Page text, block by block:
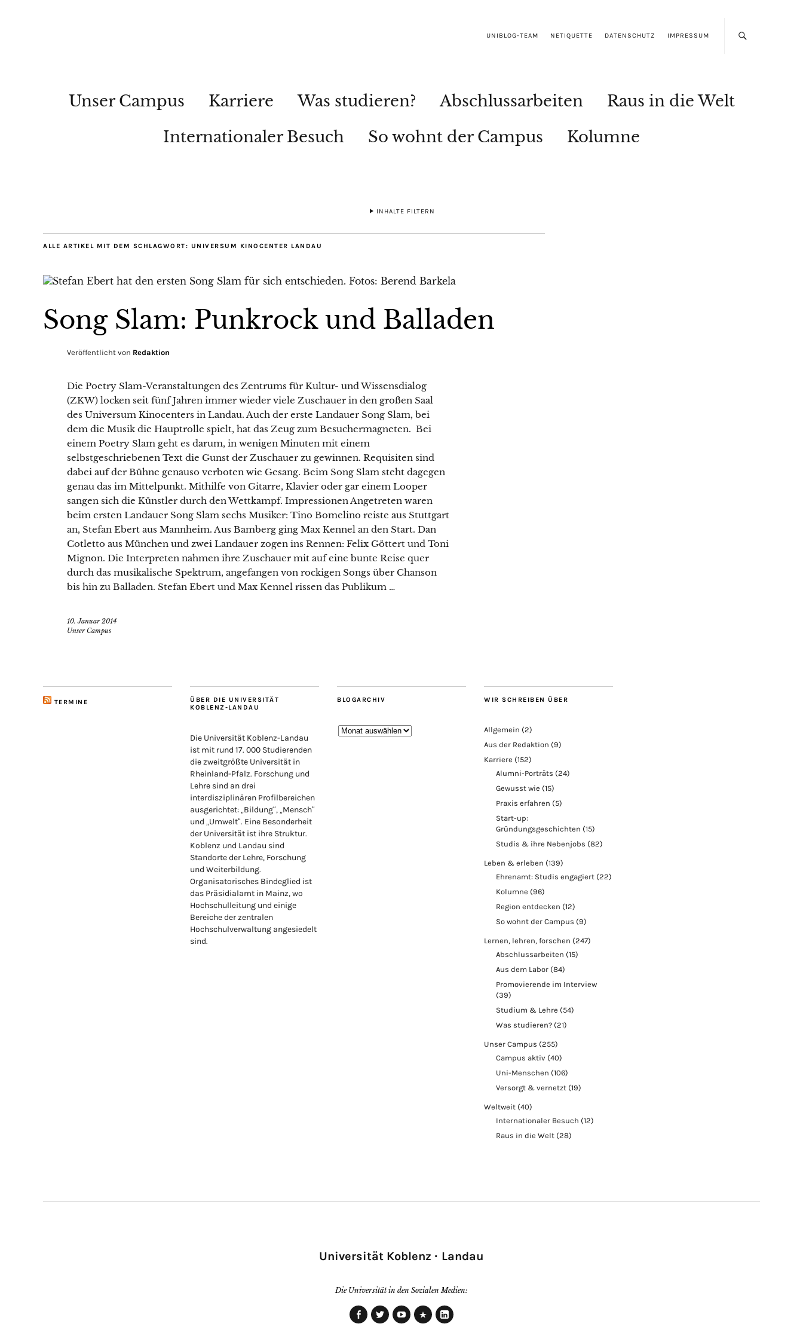
UNIBLOG-TEAM NETIQUETTE DATENSCHUTZ IMPRESSUM
Unser Campus Karriere Was studieren? Abschlussarbeiten
Raus in die Welt
Internationaler Besuch
So wohnt der Campus Kolumne
INHALTE FILTERN
ALLE ARTIKEL MIT DEM SCHLAGWORT: UNIVERSUM KINOCENTER LANDAU
Song Slam: Punkrock und Balladen
Veröffentlicht von Redaktion
Die Poetry Slam-Veranstaltungen des Zentrums für Kultur- und Wissensdialog
(ZKW) locken seit fünf Jahren immer wieder viele Zuschauer in den großen Saal
des Universum Kinocenters in Landau. Auch der erste Landauer Song Slam, bei
dem die Musik die Hauptrolle spielt, hat das Zeug zum Besuchermagneten. Bei
einem Poetry Slam geht es darum, in wenigen Minuten mit einem
selbstgeschriebenen Text die Gunst der Zuschauer zu gewinnen. Requisiten sind
dabei auf der Bühne genauso verboten wie Gesang. Beim Song Slam steht dagegen
genau das im Mittelpunkt. Mithilfe von Gitarre, Klavier oder gar einem Looper
sangen sich die Künstler durch den Wettkampf. Impressionen Angetreten waren
beim ersten Landauer Song Slam sechs Musiker: Tino Bomelino reiste aus Stuttgart
an, Stefan Ebert aus Mannheim. Aus Bamberg ging Max Kennel an den Start. Dan
Cotletto aus München und zwei Landauer zogen ins Rennen: Felix Göttert und Toni
Mignon. Die Interpreten nahmen ihre Zuschauer mit auf eine bunte Reise quer
durch das musikalische Spektrum, angefangen von rockigen Songs über Chanson
bis hin zu Balladen. Stefan Ebert und Max Kennel rissen das Publikum …
10. Januar 2014
Unser Campus
TERMINE
ÜBER DIE UNIVERSITÄT
KOBLENZ-LANDAU
Die Universität Koblenz-Landau
ist mit rund 17. 000 Studierenden
die zweitgrößte Universität in
Rheinland-Pfalz. Forschung und
Lehre sind an drei
interdisziplinären Profilbereichen
ausgerichtet: „Bildung“, „Mensch“
und „Umwelt“. Eine Besonderheit
der Universität ist ihre Struktur.
Koblenz und Landau sind
Standorte der Lehre, Forschung
und Weiterbildung.
Organisatorisches Bindeglied ist
das Präsidialamt in Mainz, wo
Hochschulleitung und einige
Bereiche der zentralen
Hochschulverwaltung angesiedelt
sind.
BLOGARCHIV
Blogarchiv
WIR SCHREIBEN ÜBER
Allgemein (2)
Aus der Redaktion (9)
Karriere (152)
Alumni-Porträts (24)
Gewusst wie (15)
Praxis erfahren (5)
Start-up:
Gründungsgeschichten (15)
Studis & ihre Nebenjobs (82)
Leben & erleben (139)
Ehrenamt: Studis engagiert (22)
Kolumne (96)
Region entdecken (12)
So wohnt der Campus (9)
Lernen, lehren, forschen (247)
Abschlussarbeiten (15)
Aus dem Labor (84)
Promovierende im Interview
(39)
Studium & Lehre (54)
Was studieren? (21)
Unser Campus (255)
Campus aktiv (40)
Uni-Menschen (106)
Versorgt & vernetzt (19)
Weltweit (40)
Internationaler Besuch (12)
Raus in die Welt (28)
Universität Koblenz · Landau
Die Universität in den Sozialen Medien: